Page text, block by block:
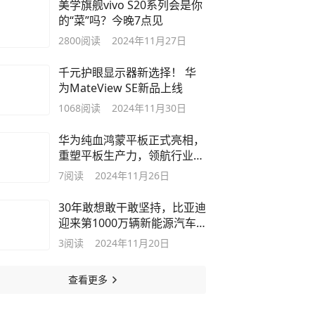
美学旗舰vivo S20系列会是你
的“菜”吗？今晚7点见
2800阅读 2024年11月27日
千元护眼显示器新选择！ 华
为MateView SE新品上线
1068阅读 2024年11月30日
华为纯血鸿蒙平板正式亮相，
重塑平板生产力，领航行业新
方向
7阅读 2024年11月26日
30年敢想敢干敢坚持，比亚迪
迎来第1000万辆新能源汽车
下线
3阅读 2024年11月20日
查看更多